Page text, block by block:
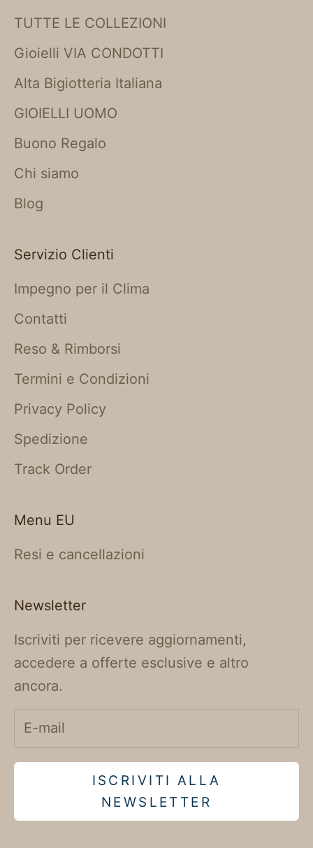
TUTTE LE COLLEZIONI
Gioielli VIA CONDOTTI
Alta Bigiotteria Italiana
GIOIELLI UOMO
Buono Regalo
Chi siamo
Blog
Servizio Clienti
Impegno per il Clima
Contatti
Reso & Rimborsi
Termini e Condizioni
Privacy Policy
Spedizione
Track Order
Menu EU
Resi e cancellazioni
Newsletter
Iscriviti per ricevere aggiornamenti,
accedere a offerte esclusive e altro
ancora.
ISCRIVITI ALLA
NEWSLETTER